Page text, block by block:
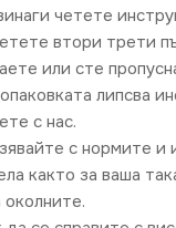
четете
втори трети
или сте
липсва
с нас.
с нормите и
както за ваша
околните.